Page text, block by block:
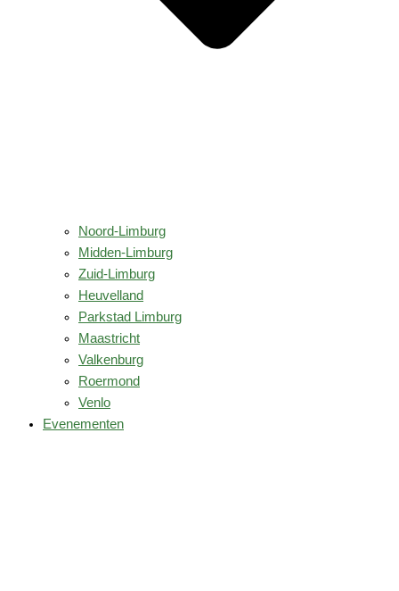
Noord-Limburg
Midden-Limburg
Zuid-Limburg
Heuvelland
Parkstad Limburg
Maastricht
Valkenburg
Roermond
Venlo
Evenementen